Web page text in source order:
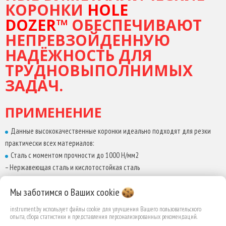
– ПФХ
ПРЕИМУЩЕСТВА
Гарантия качества
Специальная геометрия зубьев обеспечивает долговечность и
длительный срок службы
Новый дизайн отверстия для более быстрого удаления шлама
– Более легкий доступ для тонкого материала
Новое покрытие обеспечивает меньшее трение и увеличивает
скорость сверления
ГЕОМЕТРИЯ ЗУБА
Переменный шаг зуба 4/6? с положительным углом заточки 10
градусов дает следующие преимущества:
быстрый рез в прочных материалах.
КОРОНКИ HOLE
DOZER™ ОБЕСПЕЧИВАЮТ
НЕПРЕВЗОЙДЕННУЮ
НАДЁЖНОСТЬ ДЛЯ
ТРУДНОВЫПОЛНИМЫХ
ЗАДАЧ.
ПРИМЕНЕНИЕ
Данные высококачественные коронки идеально подходят для резки
практически всех материалов:
Сталь с моментом прочности до 1000 Н/мм2
– Нержавеющая сталь и кислотостойкая сталь
– Чугун
– Дерево
Мы заботимся о Вашихcookie
instrument.by использует файлы cookie для улучшения Вашего пользовательского
опыта, сбора статистики и представления персонализированных рекомендаций.